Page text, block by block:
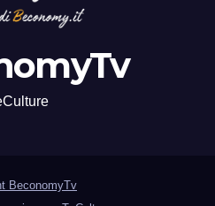
BeconomyTv